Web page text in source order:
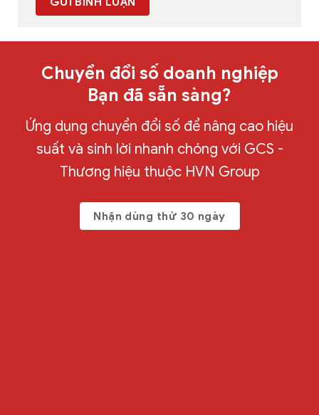
Chuyển đổi số doanh nghiệp
Bạn đã sẵn sàng?
Ứng dụng chuyển đổi số để nâng cao hiệu
suất và sinh lời nhanh chóng với GCS -
Thương hiệu thuộc HVN Group
Nhận dùng thử 30 ngày